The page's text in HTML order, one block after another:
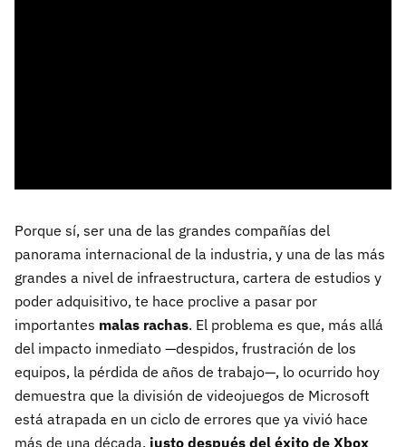
Porque sí, ser una de las grandes compañías del
panorama internacional de la industria, y una de las más
grandes a nivel de infraestructura, cartera de estudios y
poder adquisitivo, te hace proclive a pasar por
importantes malas rachas. El problema es que, más allá
del impacto inmediato —despidos, frustración de los
equipos, la pérdida de años de trabajo—, lo ocurrido hoy
demuestra que la división de videojuegos de Microsoft
está atrapada en un ciclo de errores que ya vivió hace
más de una década, justo después del éxito de Xbox